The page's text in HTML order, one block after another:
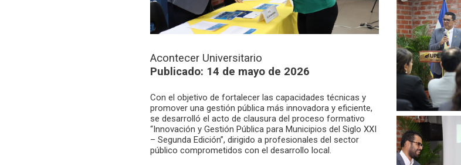
Acontecer Universitario
Publicado: 14 de mayo de 2026
Con el objetivo de fortalecer las capacidades técnicas y
promover una gestión pública más innovadora y eficiente,
se desarrolló el acto de clausura del proceso formativo
“Innovación y Gestión Pública para Municipios del Siglo XXI
– Segunda Edición”, dirigido a profesionales del sector
público comprometidos con el desarrollo local.